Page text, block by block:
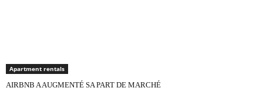
Apartment rentals
AIRBNB A AUGMENTÉ SA PART DE MARCHÉ